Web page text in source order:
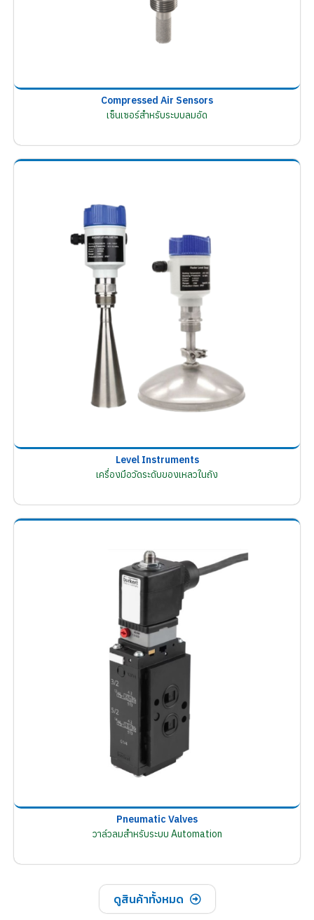
Compressed Air Sensors
เซ็นเซอร์สำหรับระบบลมอัด
Level Instruments
เครื่องมือวัดระดับของเหลวในถัง
Pneumatic Valves
วาล์วลมสำหรับระบบ Automation
ดูสินค้าทั้งหมด